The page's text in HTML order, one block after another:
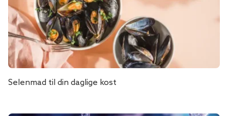
Selenmad til din daglige kost